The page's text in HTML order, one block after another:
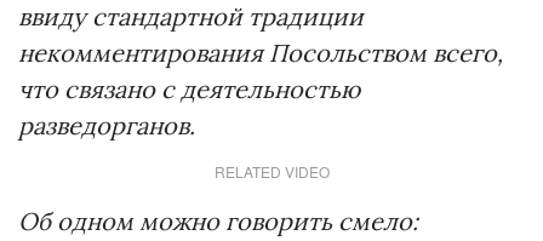
ввиду стандартной традиции
некомментирования Посольством всего,
что связано с деятельностью
разведорганов.
RELATED VIDEO
Об одном можно говорить смело: